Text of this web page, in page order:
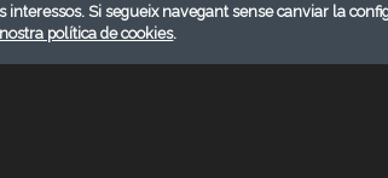
interessos. Si segueix navegant sense canviar la
política de cookies.